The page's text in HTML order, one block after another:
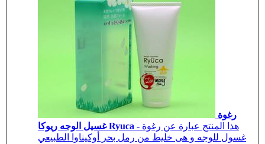
رغوة
غسيل الوجه ريوكا Ryuca - هذا المنتج عبارة عن رغوة
غسول للوجه و هى خليط من رمل بحر أوكيناوا ​​الطبيعي